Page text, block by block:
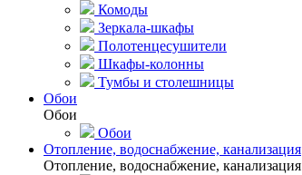
Комоды
Зеркала-шкафы
Полотенцесушители
Шкафы-колонны
Тумбы и столешницы
Обои
Обои
Обои
Отопление, водоснабжение, канализация
Отопление, водоснабжение, канализация